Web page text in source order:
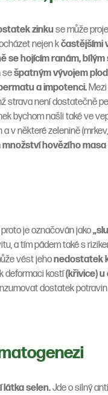
zinkuse může
nejen kčastějšími
se hojícím ranám,
sešpatným vývojem
a impotenci.
strava není dostatečně
bychom našli také ve
v některé zelenině
hovězího
je označován jako
a tím pádem také s
vést jehonedostatek
deformaci kostí(křivice)
dostatek
látka selen.Jde o silný